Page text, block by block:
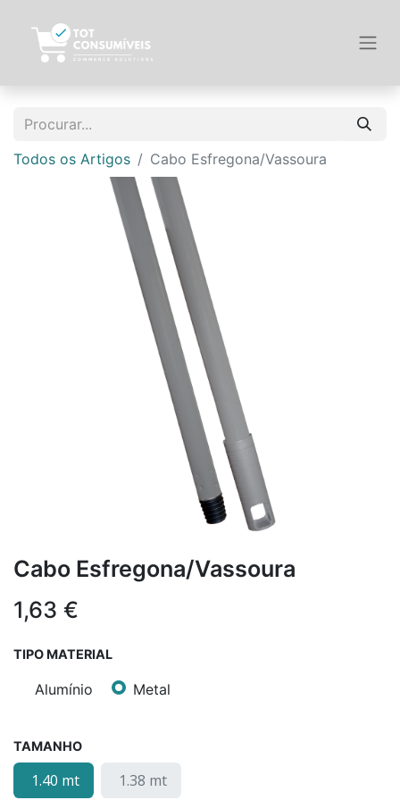
Todos os Artigos Cabo Esfregona/Vassoura
Cabo Esfregona/Vassoura
1,63 €
TIPO MATERIAL
Alumínio Metal
TAMANHO
1.40 mt 1.38 mt